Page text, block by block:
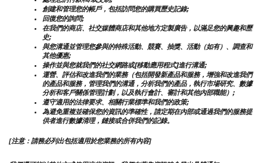
創建和管理您的帳戶，包括訪問您的購買歷史記錄;
回復您的詢問;
在我們的商店、社交媒體商店和其他地方定製廣告，以滿足您的興趣和歷
史;
與您溝通並管理您參與的特殊活動、競賽、抽獎、活動（如有）、調查和
其他優惠;
操作並與您就我們的社交網路或[移動應用程式]進行溝通;
運營、評估和改進我們的業務（包括開發新產品和服務，增強和改進我們
的產品和服務，管理我們的溝通，分析我們的產品，執行市場研究、數據
分析和客戶關係管理計劃，以及執行會計、審計和其他內部職能）;
遵守適用的法律要求、相關行業標準和我們的政策;
為避免重複並確保您的資訊的準確性，請定期在內部或通過我們的服務提
供者進行數據清理，鏈接或合併我們的記錄。
[注意：請務必列出包括適用於您業務的所有內容]